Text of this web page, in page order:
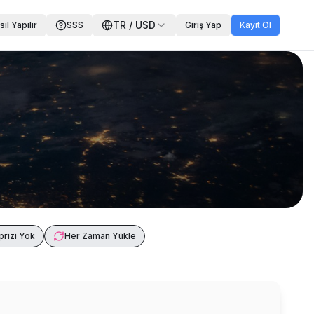
Yapılır SSS TR / USD Giriş Yap Kayıt Ol
Yok Her Zaman Yükle